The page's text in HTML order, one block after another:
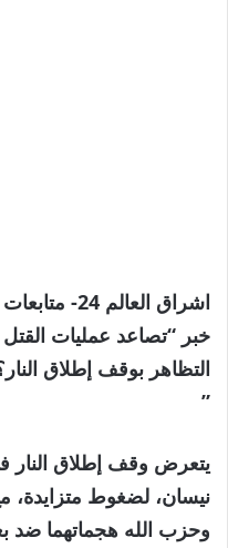
اشراق العالم
خبر “تصاعد عمليات القتل
التظاهر بوقف إطلاق
”
نيسان، لضغوط
وحزب الله هجماتهما ضد